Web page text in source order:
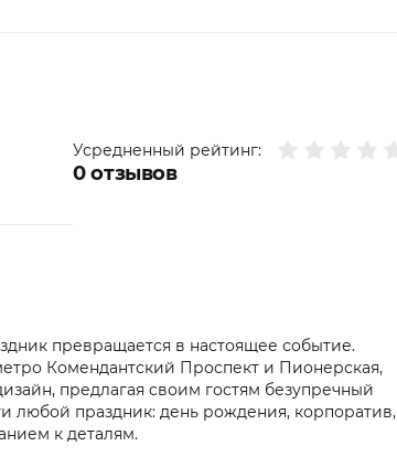
Усредненный рейтинг:
0отзывов
превращается в настоящее событие.
Комендантский Проспект и Пионерская,
предлагая своим гостям безупречный
праздник: день рождения, корпоратив,
к деталям.